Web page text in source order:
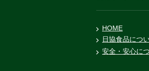
HOME
日協食品につ
安全・安心に